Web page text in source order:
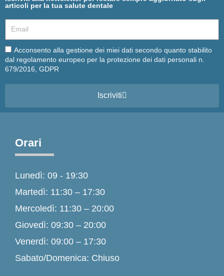
articoli per la tua salute dentale
Email
Email
Acconsento alla gestione dei miei dati secondo quanto stabilito
dal regolamento europeo per la protezione dei dati personali n.
679/2016, GDPR
Iscriviti
Orari
Lunedì: 09 - 19:30
Martedì: 11:30 – 17:30
Mercoledì: 11:30 – 20:00
Giovedì: 09:30 – 20:00
Venerdì: 09:00 – 17:30
Sabato/Domenica: Chiuso